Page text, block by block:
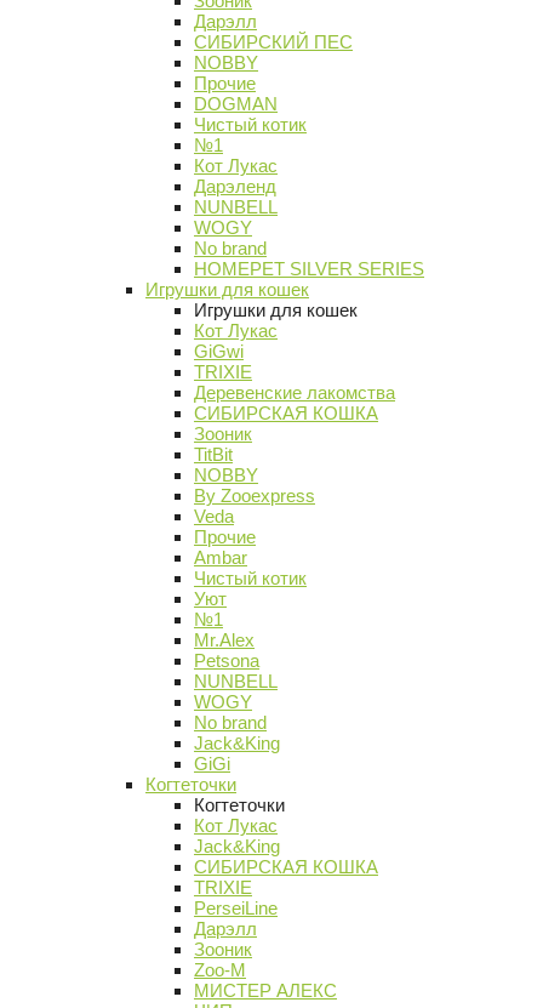
Дарэлл
СИБИРСКИЙ ПЕС
NOBBY
Прочие
DOGMAN
Чистый котик
№1
Кот Лукас
Дарэленд
NUNBELL
WOGY
No brand
HOMEPET SILVER SERIES
Игрушки для кошек
Игрушки для кошек
Кот Лукас
GiGwi
TRIXIE
Деревенские лакомства
СИБИРСКАЯ КОШКА
Зооник
TitBit
NOBBY
By Zooexpress
Veda
Прочие
Ambar
Чистый котик
Уют
№1
Mr.Alex
Petsona
NUNBELL
WOGY
No brand
Jack&King
GiGi
Когтеточки
Когтеточки
Кот Лукас
Jack&King
СИБИРСКАЯ КОШКА
TRIXIE
PerseiLine
Дарэлл
Зооник
Zoo-M
МИСТЕР АЛЕКС